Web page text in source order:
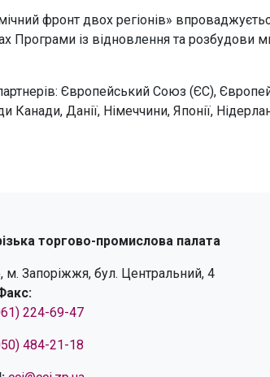
фронт двох регіонів»
із відновлення та розбудови
Європейський Союз (ЄС),
Данії, Німеччини, Японії,
торгово-промислова палата
м. Запоріжжя, бул. Центральний, 4
224-69-47
484-21-18